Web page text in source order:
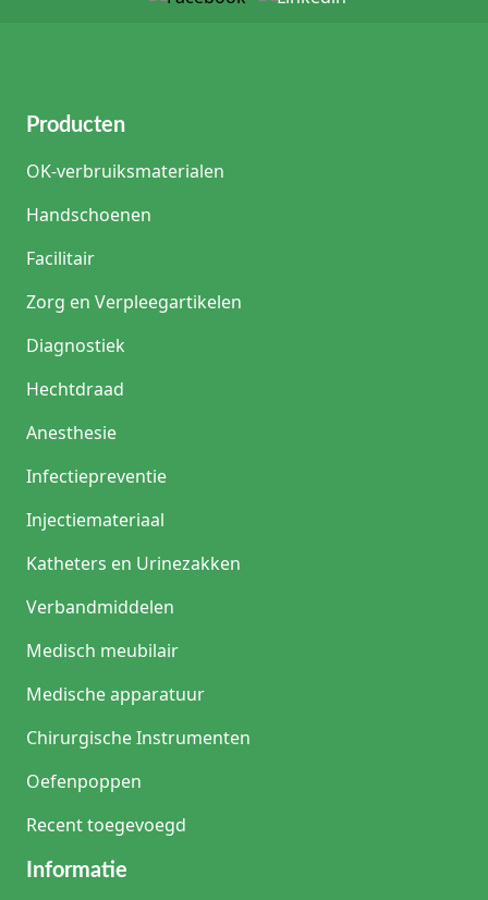
Producten
OK-verbruiksmaterialen
Handschoenen
Facilitair
Zorg en Verpleegartikelen
Diagnostiek
Hechtdraad
Anesthesie
Infectiepreventie
Injectiemateriaal
Katheters en Urinezakken
Verbandmiddelen
Medisch meubilair
Medische apparatuur
Chirurgische Instrumenten
Oefenpoppen
Recent toegevoegd
Informatie